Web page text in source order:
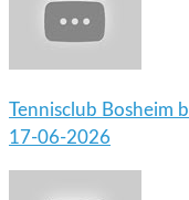
Tennisclub Bosheim
17-06-2026